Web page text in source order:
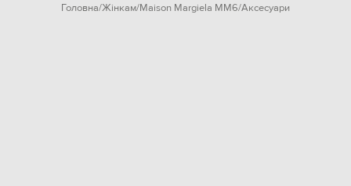
Головна Жінкам Maison Margiela MM6 Аксесуари